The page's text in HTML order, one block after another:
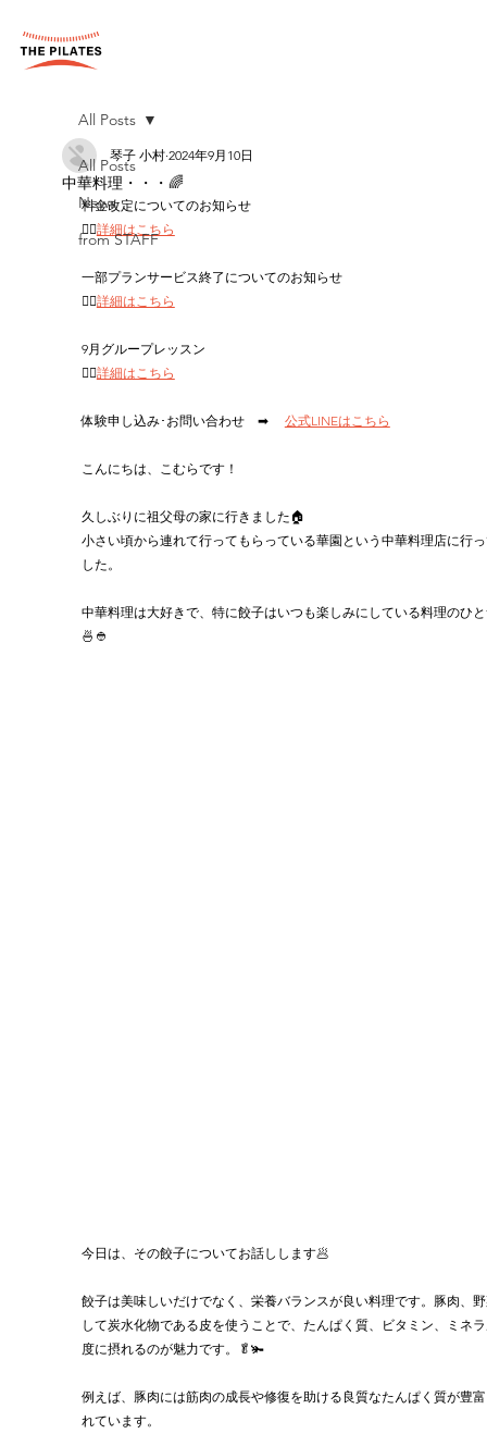
All Posts
News
from STAFF
All Posts
中華料理・・・🌈
琴子 小村 2024年9月10日
料金改定についてのお知らせ
👉🏻詳細はこちら
一部プランサービス終了についてのお知らせ
👉🏻詳細はこちら
9月グループレッスン
👉🏻詳細はこちら
体験申し込み･お問い合わせ　➡ 公式LINEはこちら
こんにちは、こむらです！
久しぶりに祖父母の家に行きました🏠
小さい頃から連れて行ってもらっている華園という中華料理店に行
した。
中華料理は大好きで、特に餃子はいつも楽しみにしている料理のひ
🍜👲
今日は、その餃子についてお話しします🥟
餃子は美味しいだけでなく、栄養バランスが良い料理です。豚肉、
して炭水化物である皮を使うことで、たんぱく質、ビタミン、ミネ
度に摂れるのが魅力です。🥬🫚
例えば、豚肉には筋肉の成長や修復を助ける良質なたんぱく質が豊
れています。